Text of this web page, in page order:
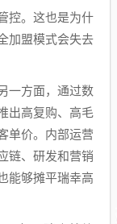
控。这也是为什
加盟模式会失去
一方面，通过数
出高复购、高毛
单价。内部运营
链、研发和营销
能够摊平瑞幸高